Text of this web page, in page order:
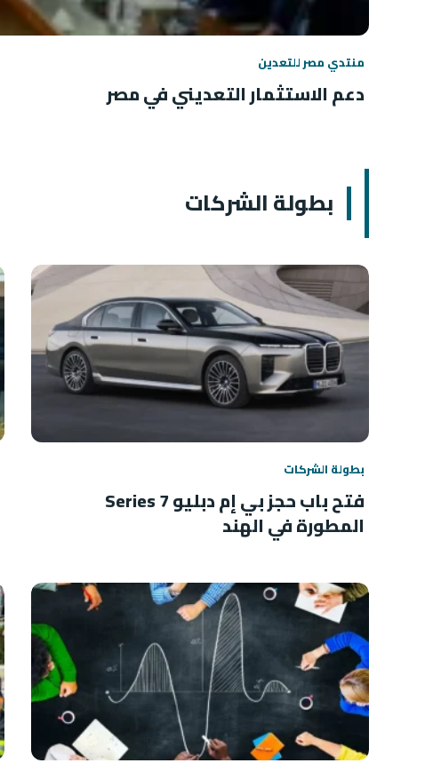
منتدي مصر للتعدين
دعم الاستثمار التعديني في مصر
بطولة الشركات
بطولة الشركات
فتح باب حجز بي إم دبليو 7 Series
المطورة في الهند